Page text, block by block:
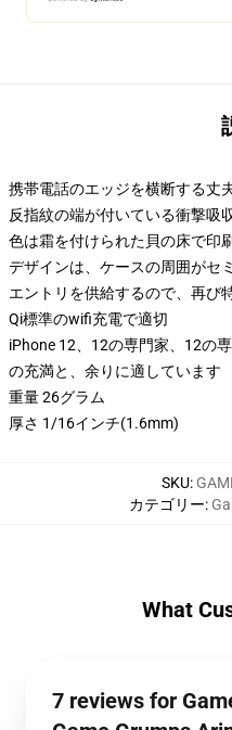
携帯電話のエッジを横断する丈
反指紋の端が付いている衝撃吸
色は霜を付けられた貝の床で印
デザインは、ケースの周囲がセ
エントリを供給するので、再び
Qi標準のwifi充電で適切
iPhone 12、12の専門家、12の
の充満と、余りに適しています
重量 26グラム
厚さ 1/16インチ(1.6mm)
SKU:
カテゴリー:
What
7 reviews for